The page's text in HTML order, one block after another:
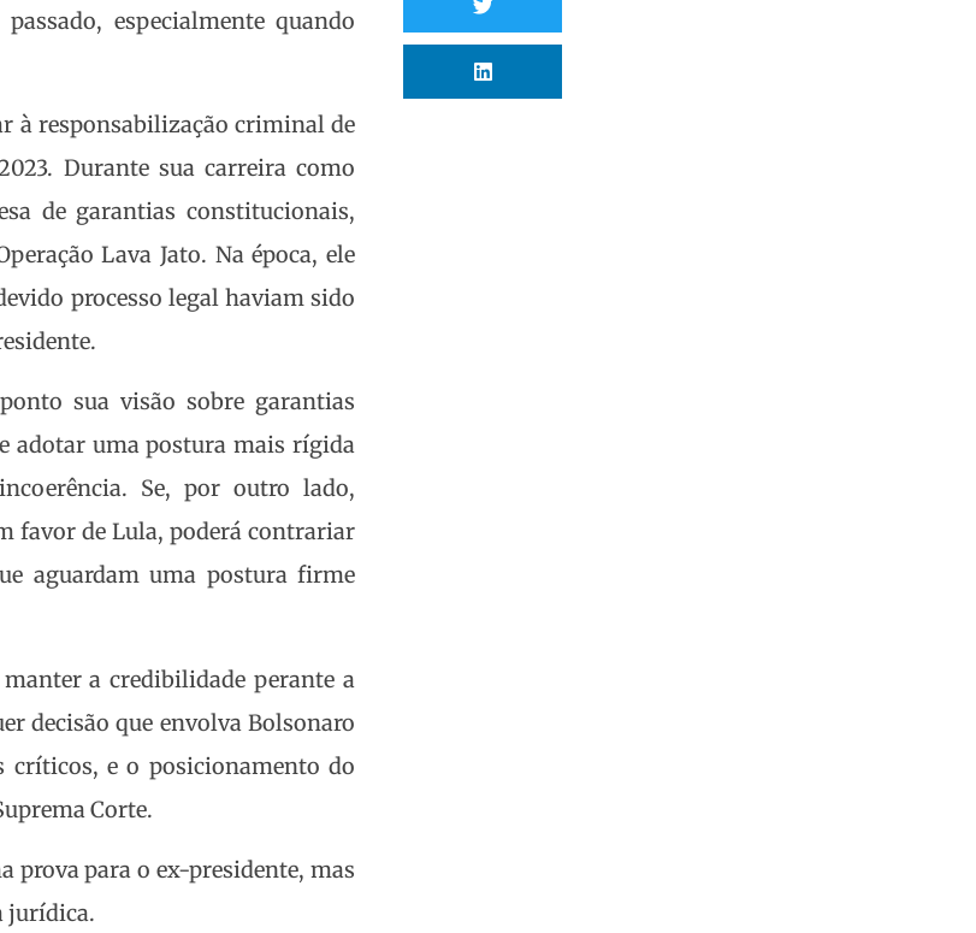
especialmente quando
à responsabilização criminal de
Durante sua carreira como
de garantias constitucionais,
Lava Jato. Na época, ele
processo legal haviam sido
sua visão sobre garantias
adotar uma postura mais rígida
Se, por outro lado,
favor de Lula, poderá contrariar
aguardam uma postura firme
a credibilidade perante a
decisão que envolva Bolsonaro
críticos, e o posicionamento do
Corte.
prova para o ex-presidente, mas
jurídica.